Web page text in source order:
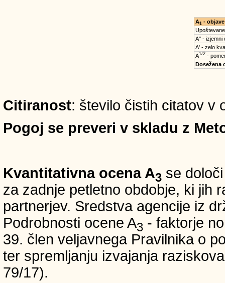
A1 - objave
A'' - izjemni
A' - zelo
A1/2-
Dosežena
Citiranost: število čistih citatov v
Pogoj se preveri v skladu z
Kvantitativna ocena A3 se
za zadnje petletno obdobje, ki jih
partnerjev. Sredstva agencije iz
Podrobnosti ocene A3 - faktorje
39. člen veljavnega Pravilnika o
ter spremljanju izvajanja
79/17).